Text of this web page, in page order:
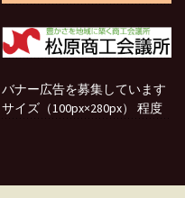
バナー広告を募集しています
サイズ（100px×280px） 程度